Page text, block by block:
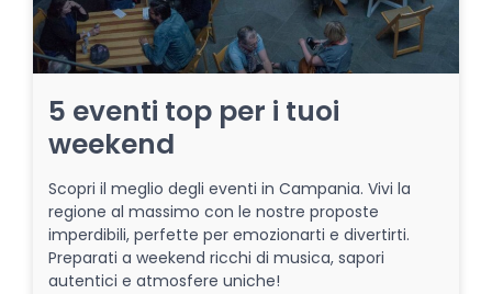
5 eventi top per i tuoi
weekend
Scopri il meglio degli eventi in Campania. Vivi la
regione al massimo con le nostre proposte
imperdibili, perfette per emozionarti e divertirti.
Preparati a weekend ricchi di musica, sapori
autentici e atmosfere uniche!